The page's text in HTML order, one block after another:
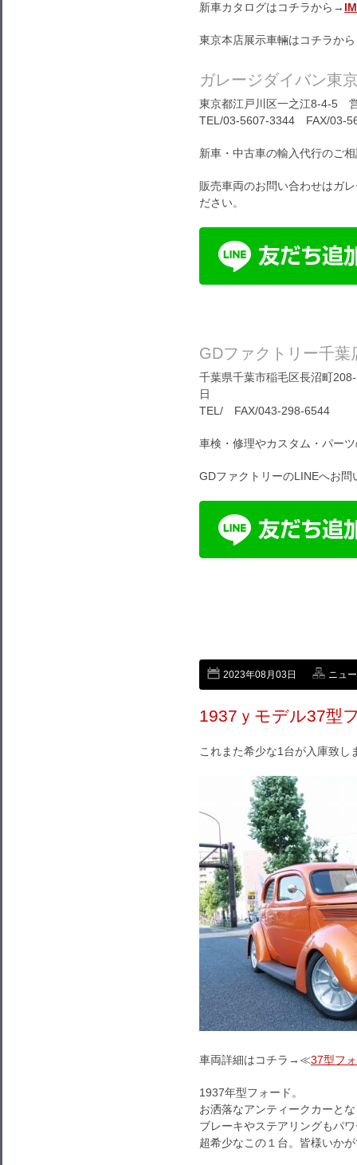
新車カタログはコチラから→
東京本店展示車輛はコチラか
ガレージダイバン東
東京都江戸川区一之江8-4-5
TEL/03-5607-3344 FAX/03-
新車・中古車の輸入代行のご
販売車両のお問い合わせはガ
ださい。
GDファクトリー千葉
千葉県千葉市稲毛区長沼町
日
TEL/ FAX/043-298-6544
車検・修理やカスタム・パー
GDファクトリーのLINEへお問
2023年08月03日 ニュ
1937ｙモデル37型
これまた希少な1台が入庫致し
車両詳細はコチラ→≪37型フ
1937年型フォード。
お洒落なアンティークカーと
ブレーキやステアリングもパ
超希少なこの１台。皆様いか